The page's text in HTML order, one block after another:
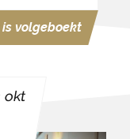
volgeboekt
okt